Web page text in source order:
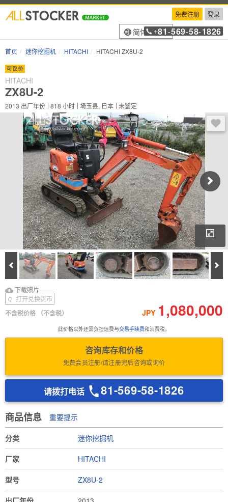
免费注册 登录
简体中文
+81 -569-58-1826
首页 迷你挖掘机 HITACHI HITACHI ZX8U-2
可议价
HITACHI
ZX8U-2
2013 出厂年份 818 小时 埼玉县, 日本 未鉴定
登
Prev
下载照片
下载照片
不含税价格 （不含税） JPY 1,080,000
打开兑换货币
此价格以外还需负担运费与交易手续费和消费税。
咨询库存和价格
免费会员注册/请注册完后咨询或询价
请拨打电话 81-569-58-1826
商品信息 重要提示
分类 迷你挖掘机
厂家 HITACHI
型号 ZX8U-2